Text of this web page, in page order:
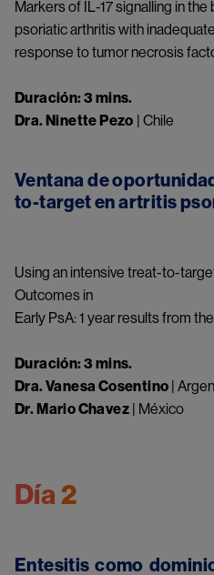
Markers of IL-17 signalling in
psoriatic arthritis with inadequate
response to tumor necrosis
Duración: 3 mins.
Dra. Ninette Pezo | Chile
Ventana de
to-target en artritis
Using an intensive treat-to-
Outcomes in
Early PsA: 1 year results from
Duración: 3 mins.
Dra. Vanesa Cosentino |
Dr. Mario Chavez | México
Día 2
Entesitis como